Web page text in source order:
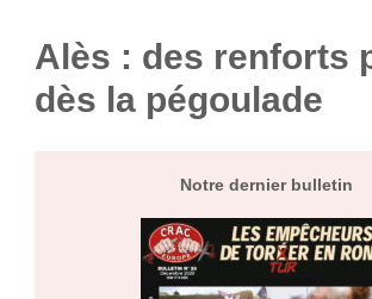
Alès : des renforts
dès la pégoulade
Notre dernier bulletin